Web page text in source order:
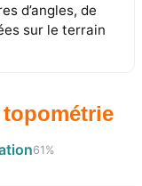
d’angles, de
sur le terrain
topométrie
61%